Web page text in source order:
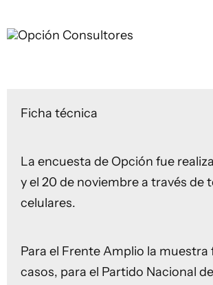
Opción Consultores
Ficha técnica
La encuesta de Opción fue
y el 20 de noviembre a través de
celulares.
Para el Frente Amplio la muestra
casos, para el Partido Nacional